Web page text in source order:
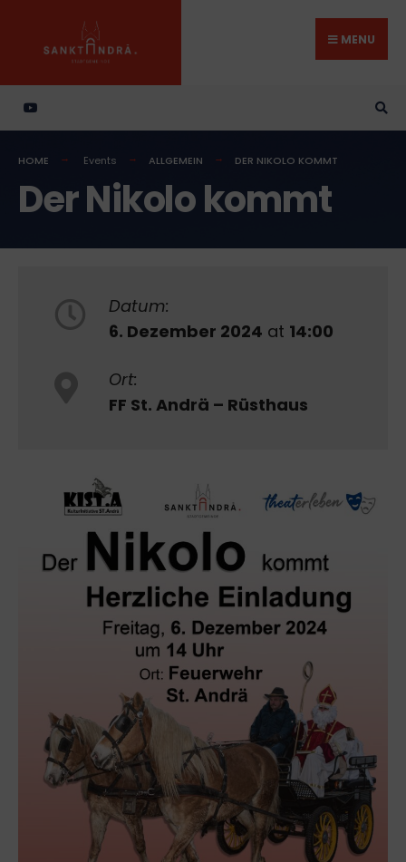
content
MENU
HOME Events ALLGEMEIN DER NIKOLO KOMMT
Der Nikolo kommt
Datum:
6. Dezember 2024 at 14:00
Ort:
FF St. Andrä – Rüsthaus